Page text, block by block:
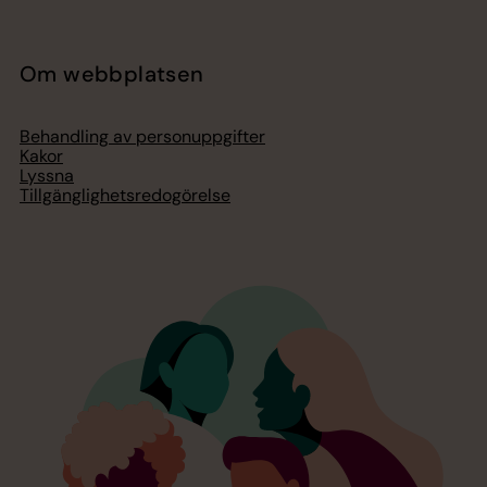
Om webbplatsen
Behandling av personuppgifter
Kakor
Lyssna
Tillgänglighetsredogörelse